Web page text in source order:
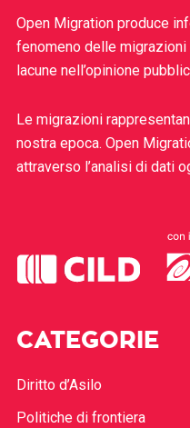
Open Migration produce
fenomeno delle
lacune nell’opinione
Le migrazioni
nostra epoca. Open
attraverso l’analisi di dati
CATEGORIE
Diritto d’Asilo
Politiche di frontiera